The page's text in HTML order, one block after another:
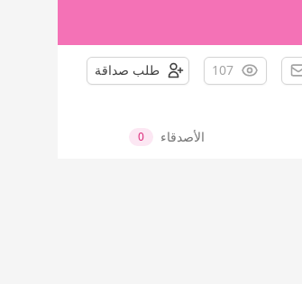
107 طلب صداقة
الأصدقاء 0